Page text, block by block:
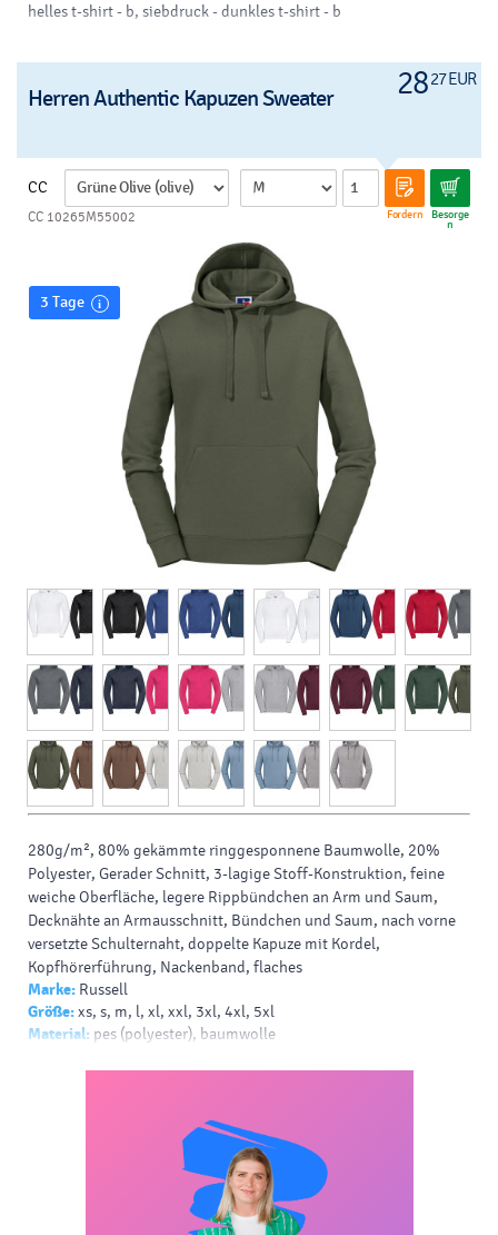
helles t-shirt - b, siebdruck - dunkles t-shirt - b
2827 EUR
Herren Authentic Kapuzen Sweater
CC
Fordern Besorge
n
CC 10265M55002
3 Tage
280g/m², 80% gekämmte ringgesponnene Baumwolle, 20%
Polyester, Gerader Schnitt, 3-lagige Stoff-Konstruktion, feine
weiche Oberfläche, legere Rippbündchen an Arm und Saum,
Decknähte an Armausschnitt, Bündchen und Saum, nach vorne
versetzte Schulternaht, doppelte Kapuze mit Kordel,
Kopfhörerführung, Nackenband, flaches
Marke: Russell
Größe:xs, s, m, l, xl, xxl, 3xl, 4xl, 5xl
Material: pes (polyester), baumwolle
siebdruck - papierdruck - b, transferdruck - v, siebdruck
auf t-shirts - v, drucken - sublimation, siebdruck - helles t-shirt -
b, siebdruck - dunkles t-shirt - b